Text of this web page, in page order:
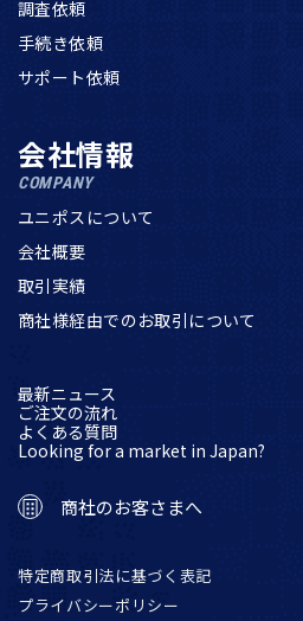
調査依頼
手続き依頼
サポート依頼
会社情報
COMPANY
ユニポスについて
会社概要
取引実績
商社様経由でのお取引について
最新ニュース
ご注文の流れ
よくある質問
Looking for a market in Japan?
商社のお客さまへ
特定商取引法に基づく表記
プライバシーポリシー